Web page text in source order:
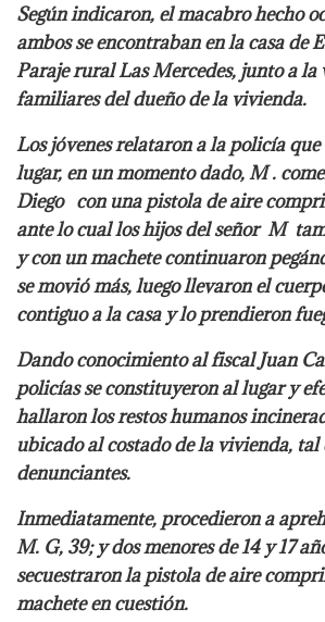
Según indicaron, el macabro hecho
ambos se encontraban en la casa de
Paraje rural Las Mercedes, junto a
familiares del dueño de la vivienda.
Los jóvenes relataron a la policía que
lugar, en un momento dado, M .
Diego con una pistola de aire
ante lo cual los hijos del señor M
y con un machete continuaron
se movió más, luego llevaron el
contiguo a la casa y lo prendieron
Dando conocimiento al fiscal Juan
policías se constituyeron al lugar y
hallaron los restos humanos
ubicado al costado de la vivienda, tal
denunciantes.
Inmediatamente, procedieron a
M. G, 39; y dos menores de 14 y 17
secuestraron la pistola de aire
machete en cuestión.